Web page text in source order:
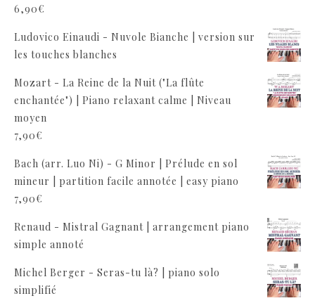
6,90€
Ludovico Einaudi - Nuvole Bianche | version sur
les touches blanches
Mozart - La Reine de la Nuit ("La flûte
enchantée") | Piano relaxant calme | Niveau
moyen
7,90€
Bach (arr. Luo Ni) - G Minor | Prélude en sol
mineur | partition facile annotée | easy piano
7,90€
Renaud - Mistral Gagnant | arrangement piano
simple annoté
Michel Berger - Seras-tu là? | piano solo
simplifié